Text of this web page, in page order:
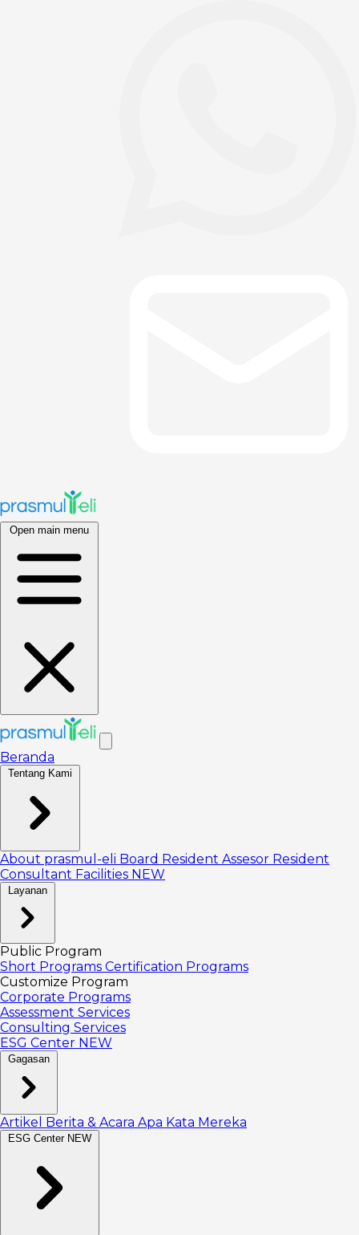
Open main menu
Beranda
Tentang Kami
About prasmul-eli Board Resident Assesor Resident
Consultant Facilities NEW
Layanan
Public Program
Short Programs Certification Programs
Customize Program
Corporate Programs
Assessment Services
Consulting Services
ESG Center NEW
Gagasan
Artikel Berita & Acara Apa Kata Mereka
ESG Center NEW